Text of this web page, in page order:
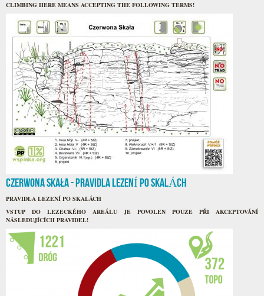
CLIMBING HERE MEANS ACCEPTING THE FOLLOWING TERMS!
Czerwona Skała - PRAVIDLA LEZENÍ PO SKALÁCH
PRAVIDLA LEZENÍ PO SKALÁCH
VSTUP DO LEZECKÉHO AREÁLU JE POVOLEN POUZE PŘI AKCEPTOVÁNÍ
NÁSLEDUJÍCÍCH PRAVIDEL!